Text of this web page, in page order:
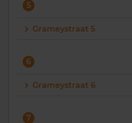
5
Grameystraat 5
6
Grameystraat 6
7